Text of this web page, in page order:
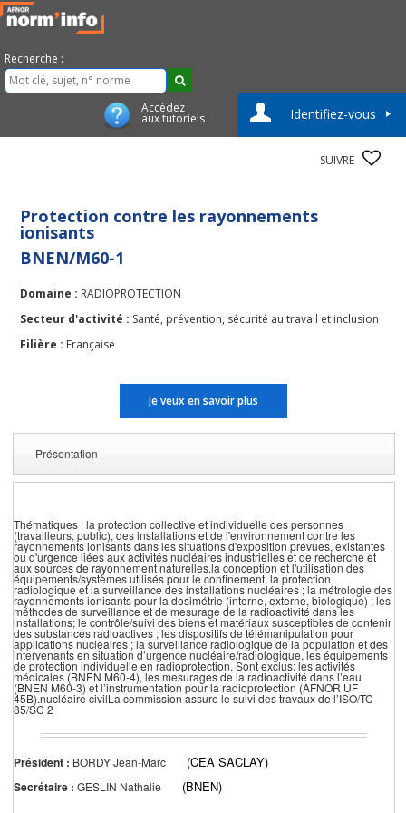
Recherche :
Accédez
aux tutoriels Identifiez-vous
SUIVRE
Protection contre les rayonnements
ionisants
BNEN/M60-1
Domaine : RADIOPROTECTION
Secteur d'activité : Santé, prévention, sécurité au travail et inclusion
Filière : Française
Je veux en savoir plus
Présentation
Thématiques : la protection collective et individuelle des personnes
(travailleurs, public), des installations et de l'environnement contre les
rayonnements ionisants dans les situations d'exposition prévues, existantes
ou d'urgence liées aux activités nucléaires industrielles et de recherche et
aux sources de rayonnement naturelles.la conception et l'utilisation des
équipements/systèmes utilisés pour le confinement, la protection
radiologique et la surveillance des installations nucléaires ; la métrologie des
rayonnements ionisants pour la dosimétrie (interne, externe, biologique) ; les
méthodes de surveillance et de mesurage de la radioactivité dans les
installations; le contrôle/suivi des biens et matériaux susceptibles de contenir
des substances radioactives ; les dispositifs de télémanipulation pour
applications nucléaires ; la surveillance radiologique de la population et des
intervenants en situation d’urgence nucléaire/radiologique, les équipements
de protection individuelle en radioprotection. Sont exclus: les activités
médicales (BNEN M60-4), les mesurages de la radioactivité dans l’eau
(BNEN M60-3) et l’instrumentation pour la radioprotection (AFNOR UF
45B).nucléaire civilLa commission assure le suivi des travaux de l’ISO/TC
85/SC 2
Président : BORDY Jean-Marc (CEA SACLAY)
Secrétaire : GESLIN Nathalie (BNEN)